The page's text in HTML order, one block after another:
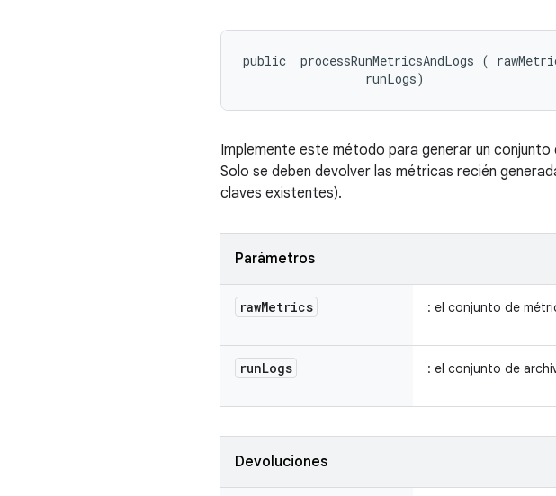
public processRunMetricsAndLogs (
runLogs)
Implemente este método para generar un
Solo se deben devolver las métricas recién
claves existentes).
Parámetros
rawMetrics : el conjunto de
runLogs : el conjunto de
Devoluciones